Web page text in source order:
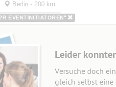
Berlin - 200 km
EVENTINITIATOREN"
Leider
Versuche doch
gleich selbst eine